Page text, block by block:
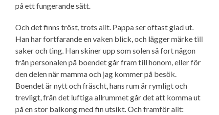
på ett fungerande sätt.
Och det finns tröst, trots allt. Pappa ser oftast glad ut.
Han har fortfarande en vaken blick, och lägger märke till
saker och ting. Han skiner upp som solen så fort någon
från personalen på boendet går fram till honom, eller för
den delen när mamma och jag kommer på besök.
Boendet är nytt och fräscht, hans rum är rymligt och
trevligt, från det luftiga allrummet går det att komma ut
på en stor balkong med fin utsikt. Och framför allt: